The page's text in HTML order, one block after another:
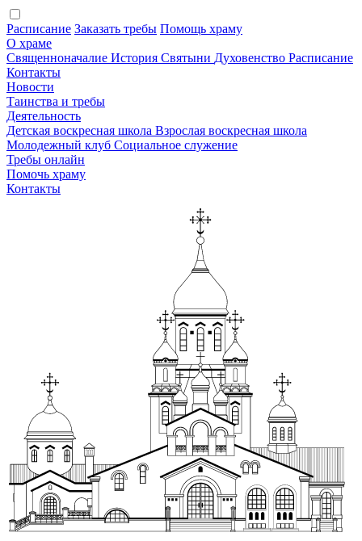
Расписание Заказать требы Помощь храму
О храме
Священноначалие История Святыни Духовенство Расписание
Контакты
Новости
Таинства и требы
Деятельность
Детская воскресная школа Взрослая воскресная школа
Молодежный клуб Социальное служение
Требы онлайн
Помочь храму
Контакты